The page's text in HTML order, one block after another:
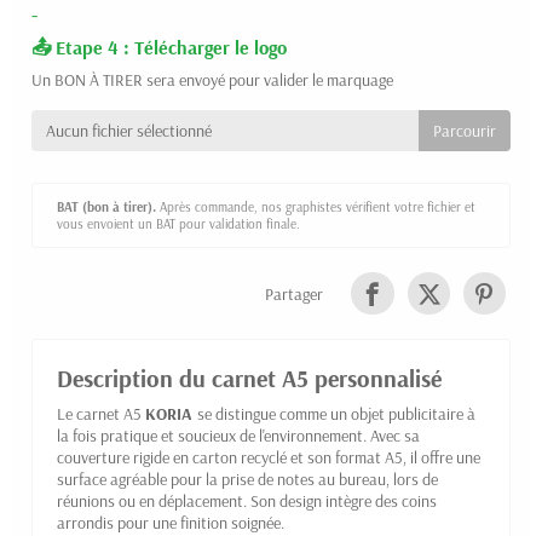
-
Etape 4 : Télécharger le logo
Un BON À TIRER sera envoyé pour valider le marquage
Aucun fichier sélectionné
BAT (bon à tirer). Après commande, nos graphistes vérifient votre fichier et
vous envoient un BAT pour validation finale.
Partager
Description du carnet A5 personnalisé
Le carnet A5 KORIA se distingue comme un objet publicitaire à
la fois pratique et soucieux de l'environnement. Avec sa
couverture rigide en carton recyclé et son format A5, il offre une
surface agréable pour la prise de notes au bureau, lors de
réunions ou en déplacement. Son design intègre des coins
arrondis pour une finition soignée.